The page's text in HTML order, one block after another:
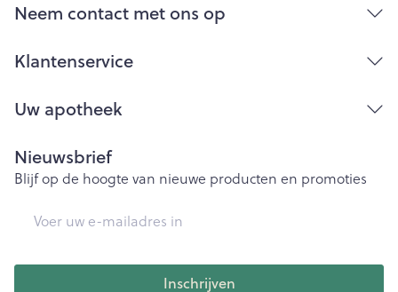
Neem contact met ons op
Klantenservice
Uw apotheek
Nieuwsbrief
Blijf op de hoogte van nieuwe producten en promoties
Inschrijven